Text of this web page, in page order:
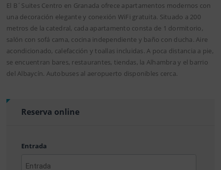
El B´Suites Centro en Granada ofrece apartamentos modernos con
una decoración elegante y conexión WiFi gratuita. Situado a 200
metros de la catedral, cada apartamento consta de 1 dormitorio,
salón con sofá cama, cocina independiente y baño con ducha. Aire
acondicionado, calefacción y toallas incluidas. A poca distancia a pie,
se encuentran bares, restaurantes, tiendas, la Alhambra y el barrio
del Albaycín. Autobuses al aeropuerto disponibles cerca.
Reserva online
Entrada